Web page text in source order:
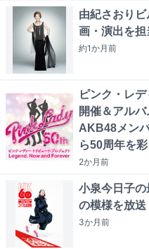
由紀さおり
画・演出を担
約1か月前
ピンク・レ
開催＆アル
AKB48メン
ら50周年を
2か月前
小泉今日子
の模様を放送
3か月前